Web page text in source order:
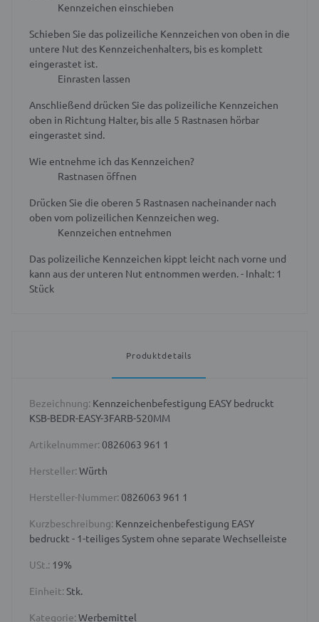
Kennzeichen einschieben
Schieben Sie das polizeiliche Kennzeichen von oben in die
untere Nut des Kennzeichenhalters, bis es komplett
eingerastet ist.
Einrasten lassen
Anschließend drücken Sie das polizeiliche Kennzeichen
oben in Richtung Halter, bis alle 5 Rastnasen hörbar
eingerastet sind.
Wie entnehme ich das Kennzeichen?
Rastnasen öffnen
Drücken Sie die oberen 5 Rastnasen nacheinander nach
oben vom polizeilichen Kennzeichen weg.
Kennzeichen entnehmen
Das polizeiliche Kennzeichen kippt leicht nach vorne und
kann aus der unteren Nut entnommen werden.- Inhalt: 1
Stück
Produktdetails
Bezeichnung: Kennzeichenbefestigung EASY bedruckt
KSB-BEDR-EASY-3FARB-520MM
Artikelnummer: 0826063 961 1
Hersteller: Würth
Hersteller-Nummer: 0826063 961 1
Kurzbeschreibung: Kennzeichenbefestigung EASY
bedruckt - 1-teiliges System ohne separate Wechselleiste
USt.: 19%
Einheit: Stk.
Kategorie: Werbemittel